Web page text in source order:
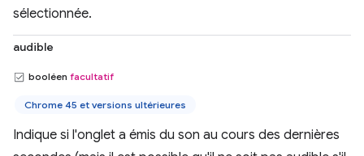
sélectionnée.
audible
booléen facultatif
Chrome 45 et versions ultérieures
Indique si l'onglet a émis du son au cours des dernières